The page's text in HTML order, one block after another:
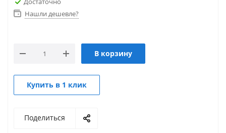
Нашли дешевле?
В корзину
Купить в 1 клик
Поделиться